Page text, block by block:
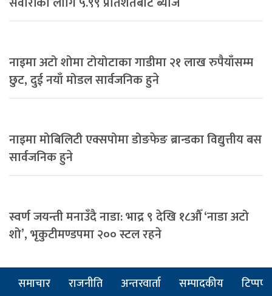
नाइमा अटो शोमा टोयोटाका गाडीमा २१ लाख रुपैयाँसम्म
छुट, दुई नयाँ मोडल सार्वजनिक हुने
नाइमा मोबिलिटी एक्सपोमा डोङफेङ ब्रान्डका विद्युत्तीय बस
सार्वजनिक हुने
स्वर्ण जयन्ती मनाउँदै नाडा: भाद्र ९ देखि १८औँ ‘नाडा अटो
शो’, भृकुटीमण्डपमा २०० स्टल रहने
समाचार राजनीति अन्तरवार्ता सम्पादकीय टिप्पणी